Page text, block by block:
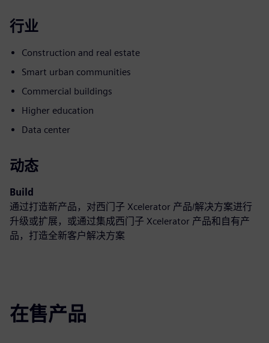
行业
Construction and real estate
Smart urban communities
Commercial buildings
Higher education
Data center
动态
Build
通过打造新产品，对西门子 Xcelerator 产品/解决方案进行
升级或扩展，或通过集成西门子 Xcelerator 产品和自有产
品，打造全新客户解决方案
在售产品